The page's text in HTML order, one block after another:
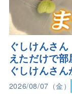
ぐしけんさ
えただけで
ぐしけんさ
2026/08/07（金）